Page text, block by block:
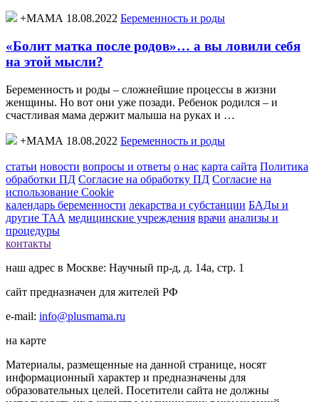
+МАМА 18.08.2022 Беременность и роды
«Болит матка после родов»… а вы ловили себя
на этой мысли?
Беременность и роды – сложнейшие процессы в жизни
женщины. Но вот они уже позади. Ребенок родился – и
счастливая мама держит малыша на руках и …
+МАМА 18.08.2022 Беременность и роды
статьи новости вопросы и ответы о нас карта сайта Политика
обработки ПД Согласие на обработку ПД Согласие на
использование Cookie
календарь беременности лекарства и субстанции БАДы и
другие ТАА медицинские учреждения врачи анализы и
процедуры
контакты
наш адрес в Москве: Научный пр-д, д. 14а, стр. 1
сайт предназначен для жителей РФ
e-mail: info@plusmama.ru
на карте
Материалы, размещенные на данной странице, носят
информационный характер и предназначены для
образовательных целей. Посетители сайта не должны